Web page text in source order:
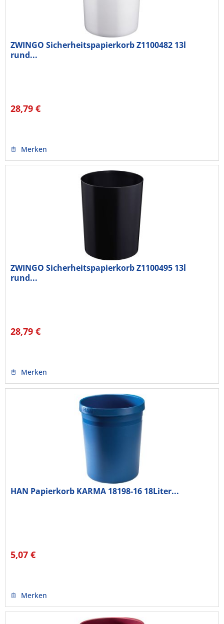
ZWINGO Sicherheitspapierkorb Z1100482 13l
rund...
28,79 €
Merken
ZWINGO Sicherheitspapierkorb Z1100495 13l
rund...
28,79 €
Merken
HAN Papierkorb KARMA 18198-16 18Liter...
5,07 €
Merken